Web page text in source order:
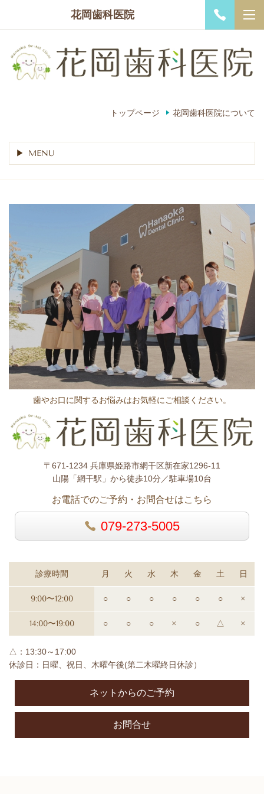
花岡歯科医院
トップページ 花岡歯科医院について
MENU
歯やお口に関するお悩みはお気軽にご相談ください。
〒671-1234 兵庫県姫路市網干区新在家1296-11
山陽「網干駅」から徒歩10分／駐車場10台
お電話でのご予約・お問合せはこちら
079-273-5005
診療時間 月 火 水 木 金 土 日
9:00〜12:00 ○ ○ ○ ○ ○ ○ ×
14:00〜19:00 ○ ○ ○ × ○ △ ×
△：13:30～17:00
休診日：日曜、祝日、木曜午後(第二木曜終日休診）
ネットからのご予約
お問合せ